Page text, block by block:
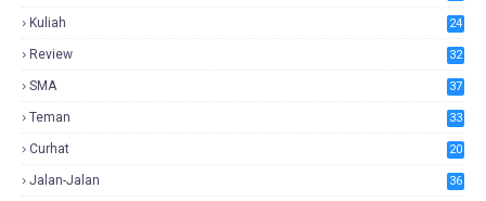
Kuliah 24
Review 32
SMA 37
Teman 33
Curhat 20
Jalan-Jalan 36